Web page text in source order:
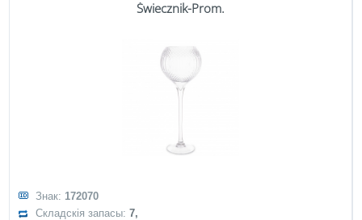
Świecznik-Prom.
Знак: 172070
Складскія запасы:7,